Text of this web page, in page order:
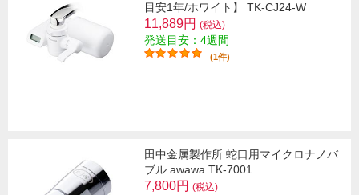
目安1年/ホワイト】 TK-CJ24-W
11,889円 (税込)
発送目安：4週間
(1件)
田中金属製作所 蛇口用マイクロナノバ
ブル awawa TK-7001
7,800円 (税込)